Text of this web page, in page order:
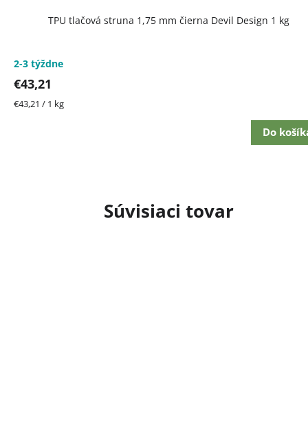
Súvisiaci tovar
TPU tlačová struna 1,75 mm čierna Devil Design 1 kg
2-3 týždne
€43,21
Jednotková
€43,21 / 1 kg
Do